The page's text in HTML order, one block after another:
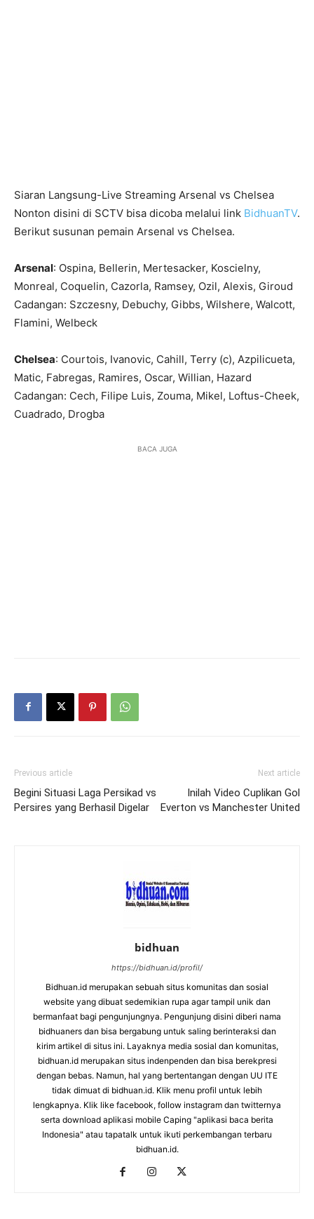
Siaran Langsung-Live Streaming Arsenal vs Chelsea
Nonton disini di SCTV bisa dicoba melalui link BidhuanTV.
Berikut susunan pemain Arsenal vs Chelsea.
Arsenal: Ospina, Bellerin, Mertesacker, Koscielny,
Monreal, Coquelin, Cazorla, Ramsey, Ozil, Alexis, Giroud
Cadangan: Szczesny, Debuchy, Gibbs, Wilshere, Walcott,
Flamini, Welbeck
Chelsea: Courtois, Ivanovic, Cahill, Terry (c), Azpilicueta,
Matic, Fabregas, Ramires, Oscar, Willian, Hazard
Cadangan: Cech, Filipe Luis, Zouma, Mikel, Loftus-Cheek,
Cuadrado, Drogba
BACA JUGA
Previous article
Begini Situasi Laga Persikad vs
Persires yang Berhasil Digelar
Next article
Inilah Video Cuplikan Gol
Everton vs Manchester United
bidhuan
https://bidhuan.id/profil/
Bidhuan.id merupakan sebuah situs komunitas dan sosial
website yang dibuat sedemikian rupa agar tampil unik dan
bermanfaat bagi pengunjungnya. Pengunjung disini diberi nama
bidhuaners dan bisa bergabung untuk saling berinteraksi dan
kirim artikel di situs ini. Layaknya media sosial dan komunitas,
bidhuan.id merupakan situs indenpenden dan bisa berekpresi
dengan bebas. Namun, hal yang bertentangan dengan UU ITE
tidak dimuat di bidhuan.id. Klik menu profil untuk lebih
lengkapnya. Klik like facebook, follow instagram dan twitternya
serta download aplikasi mobile Caping "aplikasi baca berita
Indonesia" atau tapatalk untuk ikuti perkembangan terbaru
bidhuan.id.